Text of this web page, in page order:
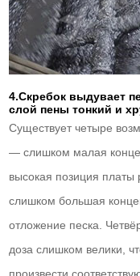
4.Скребок выдувает
слой пены тонкий и
Существует четыре
— слишком малая
высокая позиция платы
слишком большая
отложение песка.
доза слишком велики,
произвести